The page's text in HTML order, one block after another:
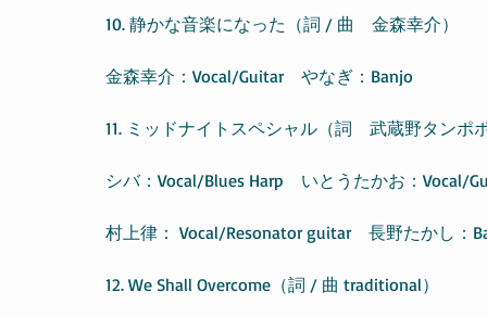
10. 静かな音楽になった（詞 / 曲　金森幸介）
金森幸介：Vocal/Guitar　やなぎ：Banjo
11. ミッドナイトスペシャル（詞　武蔵野タンポ
シバ：Vocal/Blues Harp　いとうたかお：Vocal/
村上律： Vocal/Resonator guitar　長野たかし：
12. We Shall Overcome（詞 / 曲 traditional）